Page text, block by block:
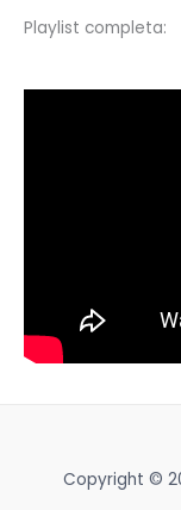
Playlist completa:
Copyright ©